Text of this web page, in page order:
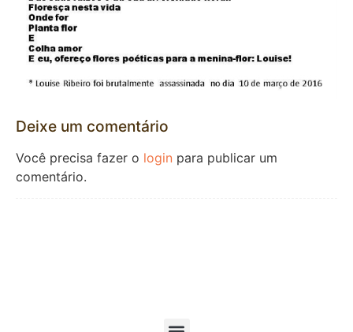
Deixe um comentário
Você precisa fazer o login para publicar um
comentário.